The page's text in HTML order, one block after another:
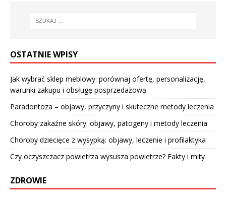
OSTATNIE WPISY
Jak wybrać sklep meblowy: porównaj ofertę, personalizację,
warunki zakupu i obsługę posprzedażową
Paradontoza – objawy, przyczyny i skuteczne metody leczenia
Choroby zakaźne skóry: objawy, patogeny i metody leczenia
Choroby dziecięce z wysypką: objawy, leczenie i profilaktyka
Czy oczyszczacz powietrza wysusza powietrze? Fakty i mity
ZDROWIE